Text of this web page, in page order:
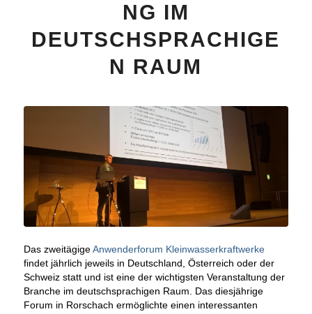
NG IM
DEUTSCHSPRACHIGE
N RAUM
Das zweitägigeAnwenderforum Kleinwasserkraftwerke
findet jährlich jeweils in Deutschland, Österreich oder der
Schweiz statt und ist eine der wichtigsten Veranstaltung der
Branche im deutschsprachigen Raum. Das diesjährige
Forum in Rorschach ermöglichte einen interessanten